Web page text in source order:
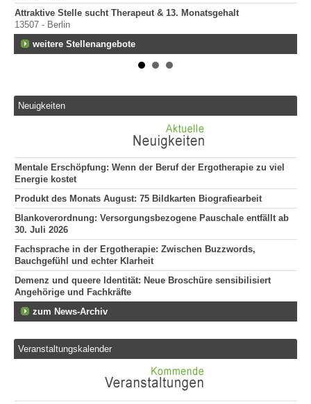
Attraktive Stelle sucht Therapeut & 13. Monatsgehalt
13507 - Berlin
weitere Stellenangebote
Neuigkeiten
Mentale Erschöpfung: Wenn der Beruf der Ergotherapie zu viel
Energie kostet
Produkt des Monats August: 75 Bildkarten Biografiearbeit
Blankoverordnung: Versorgungsbezogene Pauschale entfällt ab
30. Juli 2026
Fachsprache in der Ergotherapie: Zwischen Buzzwords,
Bauchgefühl und echter Klarheit
Demenz und queere Identität: Neue Broschüre sensibilisiert
Angehörige und Fachkräfte
zum News-Archiv
Veranstaltungskalender